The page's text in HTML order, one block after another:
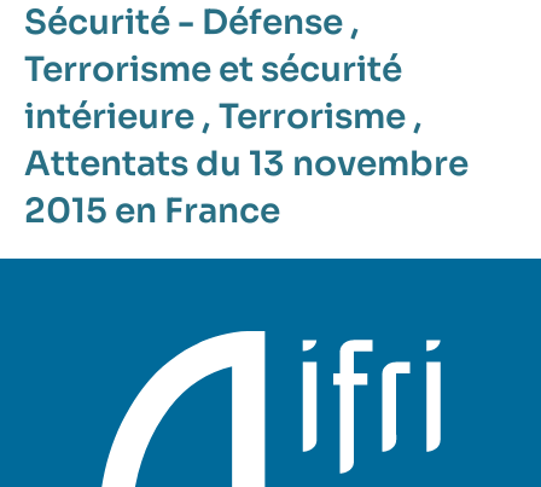
Sécurité - Défense ,
Terrorisme et sécurité
intérieure , Terrorisme ,
Attentats du 13 novembre
2015 en France